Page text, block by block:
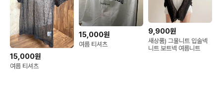
15,000원
여름 티셔츠
15,000원
여름 티셔츠
9,900원
새상품) 그물니트 입술넥
니트 보트넥 여름니트